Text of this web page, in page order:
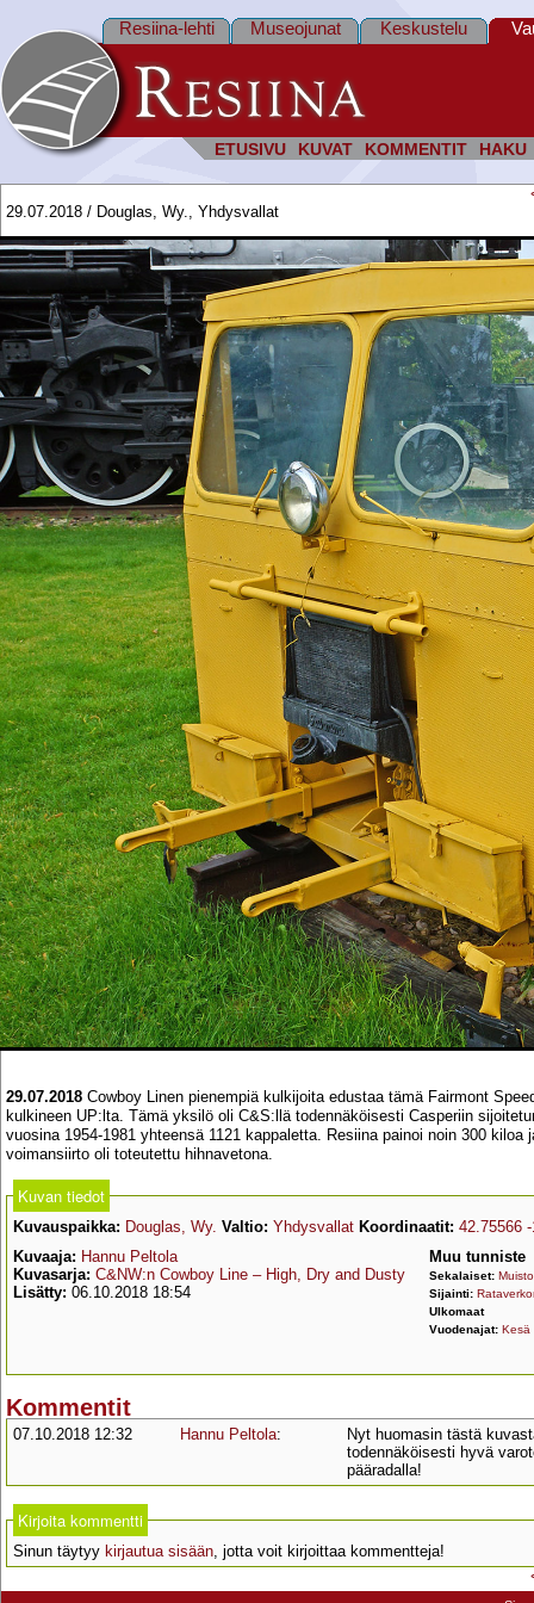
ETUSIVU KUVAT KOMMENTIT HAKU
Resiina-lehti Museojunat Keskustelu
29.07.2018 / Douglas, Wy., Yhdysvallat
29.07.2018 Cowboy Linen pienempiä kulkijoita edustaa tämä Fairmont
kulkineen UP:lta. Tämä yksilö oli C&S:llä todennäköisesti Casperiin
vuosina 1954-1981 yhteensä 1121 kappaletta. Resiina painoi noin 300
voimansiirto oli toteutettu hihnavetona.
Kuvan tiedot
Kuvauspaikka: Douglas, Wy. Valtio: Yhdysvallat Koordinaatit: 42.75566
Kuvaaja: Hannu Peltola
Kuvasarja: C&NW:n Cowboy Line – High, Dry and Dusty
Lisätty: 06.10.2018 18:54
Muu tunniste
Sekalaiset:
Sijainti:
Ulkomaat
Vuodenajat: Kesä
Kommentit
07.10.2018 12:32 Hannu Peltola:
Nyt huomasin tästä
todennäköisesti hyvä
pääradalla!
Kirjoita kommentti
Sinun täytyy kirjautua sisään, jotta voit kirjoittaa kommentteja!